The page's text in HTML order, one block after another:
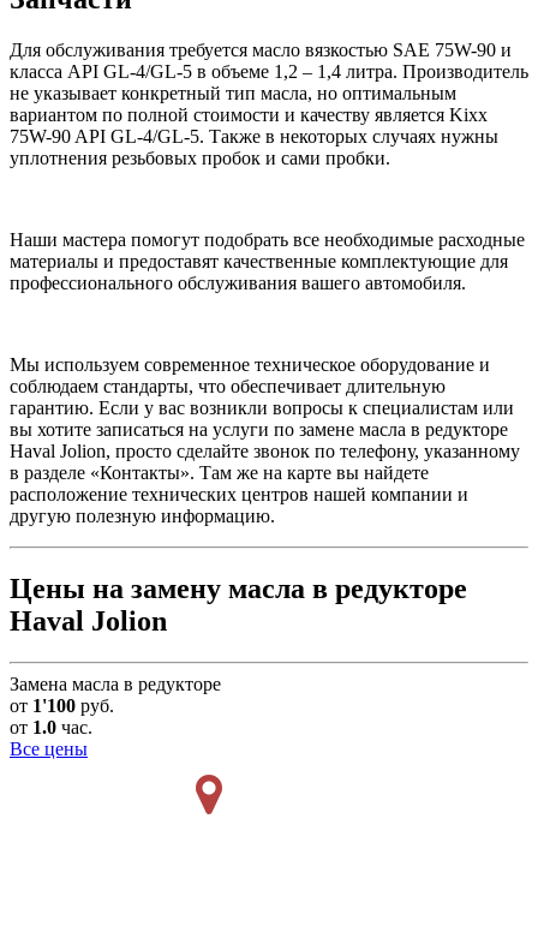
Для обслуживания требуется масло вязкостью SAE 75W-90 и
класса API GL-4/GL-5 в объеме 1,2 – 1,4 литра. Производитель
не указывает конкретный тип масла, но оптимальным
вариантом по полной стоимости и качеству является Kixx
75W-90 API GL-4/GL-5. Также в некоторых случаях нужны
уплотнения резьбовых пробок и сами пробки.
Наши мастера помогут подобрать все необходимые расходные
материалы и предоставят качественные комплектующие для
профессионального обслуживания вашего автомобиля.
Мы используем современное техническое оборудование и
соблюдаем стандарты, что обеспечивает длительную
гарантию. Если у вас возникли вопросы к специалистам или
вы хотите записаться на услуги по замене масла в редукторе
Haval Jolion, просто сделайте звонок по телефону, указанному
в разделе «Контакты». Там же на карте вы найдете
расположение технических центров нашей компании и
другую полезную информацию.
Цены на замену масла в редукторе
Haval Jolion
Замена масла в редукторе
от 1'100 руб.
от 1.0 час.
Все цены